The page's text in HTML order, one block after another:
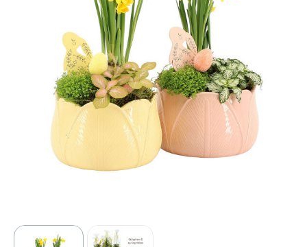
Outdoor & Vrije tijd
Technologie & gadgets
Home & Living